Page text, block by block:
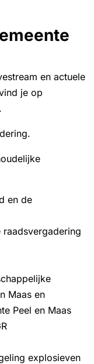
en actuele
je op
.
en de
raadsvergadering
Maas en
Peel en Maas
explosieven